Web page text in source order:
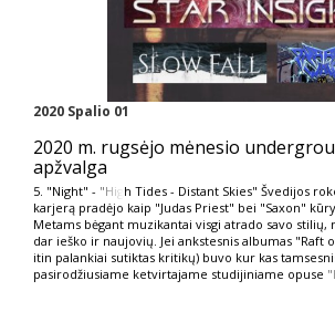
2020 Spalio 01
2020 m. rugsėjo mėnesio
apžvalga
5. "Night" - "Hig h Tides - Distant Skies" Švedijos
karjerą pradėjo kaip "Judas Priest" bei "Saxon"
Metams bėgant muzikantai visgi atrado savo stilių,
dar ieško ir naujovių. Jei ankstesnis albumas "Raft
itin palankiai sutiktas kritikų) buvo kur kas
pasirodžiusiame ketvirtajame studijiniame opuse